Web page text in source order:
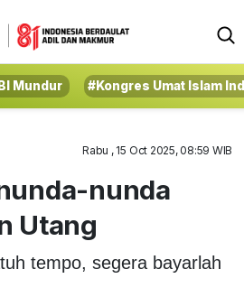
Mundur #Kongres Umat Islam
Rabu , 15 Oct 2025, 08:59 WIB
nunda
Utang
tempo, segera bayarlah